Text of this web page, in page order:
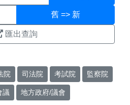
舊 => 新
匯出查詢
院 司法院 考試院 監察院
議 地方政府/議會